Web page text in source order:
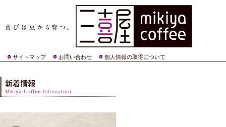
サイトマップ お問い合わせ 個人情報の取得について